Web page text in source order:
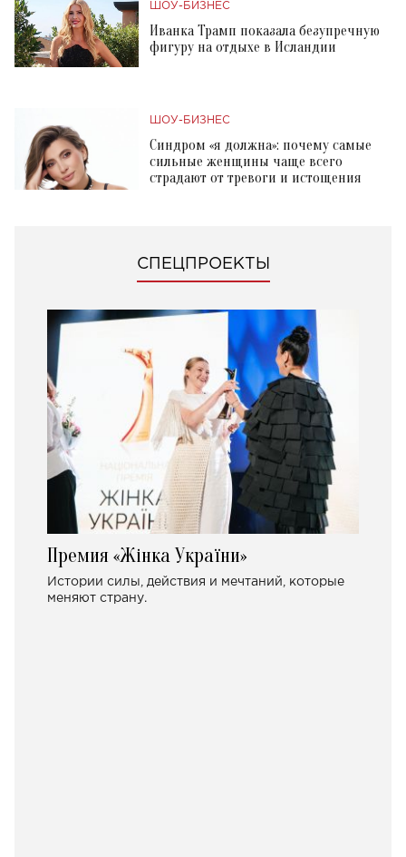
ШОУ-БИЗНЕС
Иванка Трамп показала безупречную
фигуру на отдыхе в Исландии
ШОУ-БИЗНЕС
Синдром «я должна»: почему самые
сильные женщины чаще всего
страдают от тревоги и истощения
СПЕЦПРОЕКТЫ
Премия «Жінка України»
Истории силы, действия и мечтаний, которые
меняют страну.